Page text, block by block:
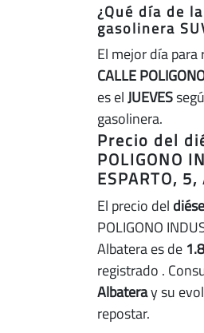
¿Qué día de
gasolinera
El mejor día para
CALLE
es elJUEVES
gasolinera.
Precio del
POLIGONO
ESPARTO,
El precio del
POLIGONO
Albatera es de
registrado .
Albateray su
repostar.